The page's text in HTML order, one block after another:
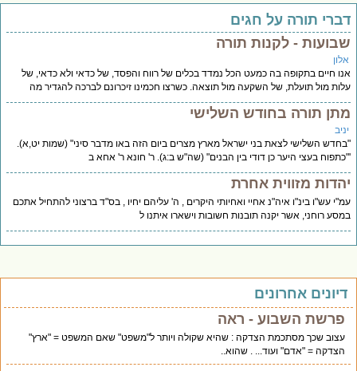
תורה על חגים
- לקנות תורה
חיים בתקופה בה כמעט הכל נמדד בכלים של רווח והפסד, של כדאי ולא כדאי, של
מול תועלת, של השקעה מול תוצאה. כשרצו חכמינו זיכרונם לברכה להגדיר מה
תורה בחודש השלישי
השלישי לצאת בני ישראל מארץ מצרים ביום הזה באו מדבר סיני" (שמות יט,א).
בעצי היער כן דודי בין הבנים" (שה"ש ב:ג). ר' חונא ר' אחא ב
מזווית אחרת
עש"ו בינ"ו איה"נ אחיי ואחיותי היקרים , ה' עליהם יחיו , בס"ד ברצוני להתחיל אתכם
רוחני, אשר יקנה תובנות חשובות וישארו איתנו ל
אחרונים
פרשת השבוע - ראה
עצוב שכך מסתכמת הצדקה : שהיא שקולה ויותר ל"משפט" שאם המשפט = "ארץ"
הצדקה = "אדם" ועוד... . שהוא..